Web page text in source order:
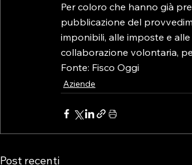
Per coloro che hanno già
pubblicazione del
imponibili, alle imposte e
collaborazione volontaria,
Fonte: Fisco Oggi
Aziende
Post recenti